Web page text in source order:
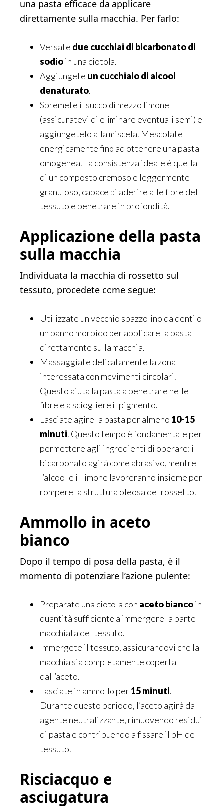
una pasta efficace da applicare
direttamente sulla macchia. Per farlo:
Versate due cucchiai di bicarbonato di
sodioin una ciotola.
Aggiungete un cucchiaio di alcool
denaturato.
Spremete il succo di mezzo limone
(assicuratevi di eliminare eventuali semi) e
aggiungetelo alla miscela. Mescolate
energicamente fino ad ottenere una pasta
omogenea. La consistenza ideale è quella
di un composto cremoso e leggermente
granuloso, capace di aderire alle fibre del
tessuto e penetrare in profondità.
Applicazione della pasta
sulla macchia
Individuata la macchia di rossetto sul
tessuto, procedete come segue:
Utilizzate un vecchio spazzolino da denti o
un panno morbido per applicare la pasta
direttamente sulla macchia.
Massaggiate delicatamente la zona
interessata con movimenti circolari.
Questo aiuta la pasta a penetrare nelle
fibre e a sciogliere il pigmento.
Lasciate agire la pasta per almeno 10-15
minuti. Questo tempo è fondamentale per
permettere agli ingredienti di operare: il
bicarbonato agirà come abrasivo, mentre
l’alcool e il limone lavoreranno insieme per
rompere la struttura oleosa del rossetto.
Ammollo in aceto
bianco
Dopo il tempo di posa della pasta, è il
momento di potenziare l’azione pulente:
Preparate una ciotola con aceto biancoin
quantità sufficiente a immergere la parte
macchiata del tessuto.
Immergete il tessuto, assicurandovi che la
macchia sia completamente coperta
dall’aceto.
Lasciate in ammollo per15 minuti.
Durante questo periodo, l’aceto agirà da
agente neutralizzante, rimuovendo residui
di pasta e contribuendo a fissare il pH del
tessuto.
Risciacquo e
asciugatura